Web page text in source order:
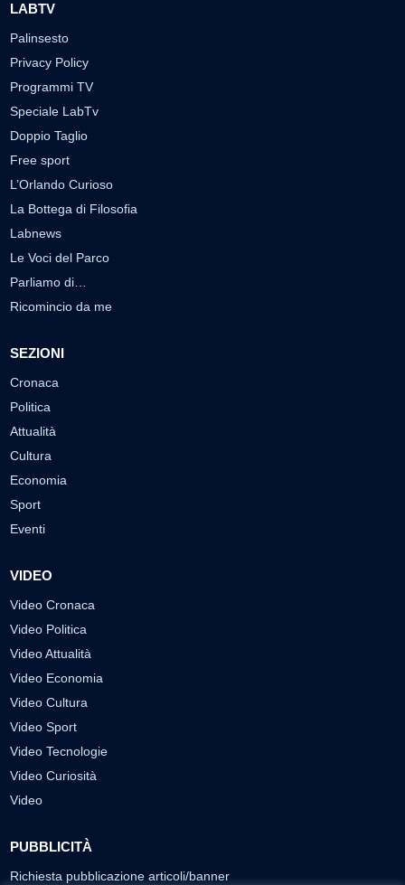
LABTV
Palinsesto
Privacy Policy
Programmi TV
Speciale LabTv
Doppio Taglio
Free sport
L’Orlando Curioso
La Bottega di Filosofia
Labnews
Le Voci del Parco
Parliamo di…
Ricomincio da me
SEZIONI
Cronaca
Politica
Attualità
Cultura
Economia
Sport
Eventi
VIDEO
Video Cronaca
Video Politica
Video Attualità
Video Economia
Video Cultura
Video Sport
Video Tecnologie
Video Curiosità
Video
PUBBLICITÀ
Richiesta pubblicazione articoli/banner